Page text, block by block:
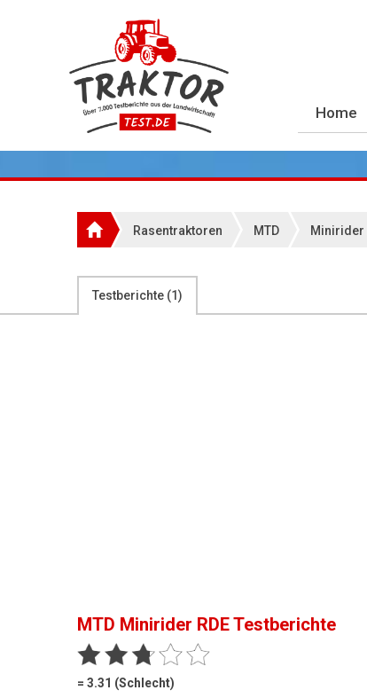
Home
Rasentraktoren MTD Minirider
Testberichte (1)
MTD Minirider RDETestberichte
= 3.31 (Schlecht)